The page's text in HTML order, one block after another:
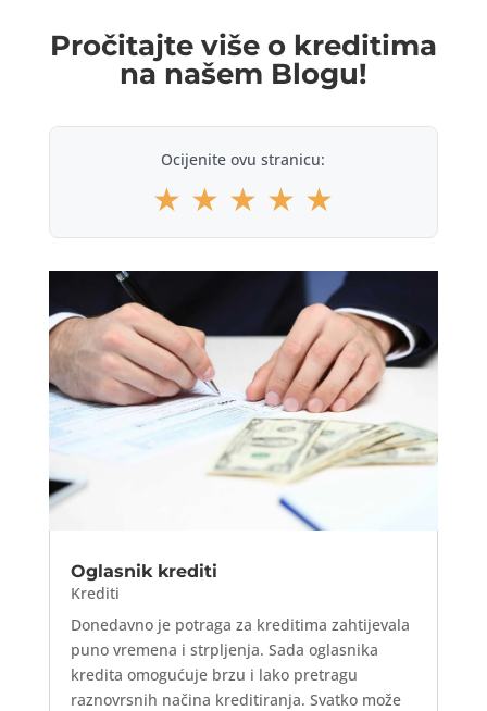
Pročitajte više o kreditima
na našem Blogu!
Ocijenite ovu stranicu:
★ ★ ★ ★ ★
Oglasnik krediti
Krediti
Donedavno je potraga za kreditima zahtijevala
puno vremena i strpljenja. Sada oglasnika
kredita omogućuje brzu i lako pretragu
raznovrsnih načina kreditiranja. Svatko može